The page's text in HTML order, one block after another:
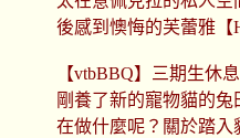
後感到懊悔的芙蕾雅【
【vtbBBQ】三期生休
剛養了新的寵物貓的
在做什麼呢？關於踏入